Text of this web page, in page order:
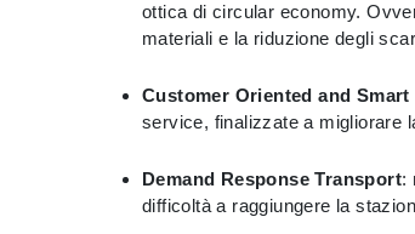
ottica di circular economy.
materiali e la riduzione degli
Customer Oriented and
service, finalizzate a migliorare
Demand Response Transport:
difficoltà a raggiungere la